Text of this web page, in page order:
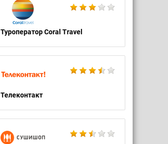
Туроператор Coral Travel
Телеконтакт